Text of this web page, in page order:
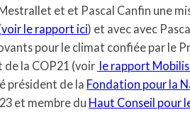
et et Pascal Canfin une
voir le rapport ici) et avec avec
pour le climat confiée par le
de la COP21 (voir le rapport
président de la Fondation pour la
et membre du Haut Conseil pour